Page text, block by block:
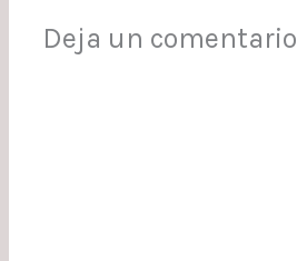
Deja un comentario